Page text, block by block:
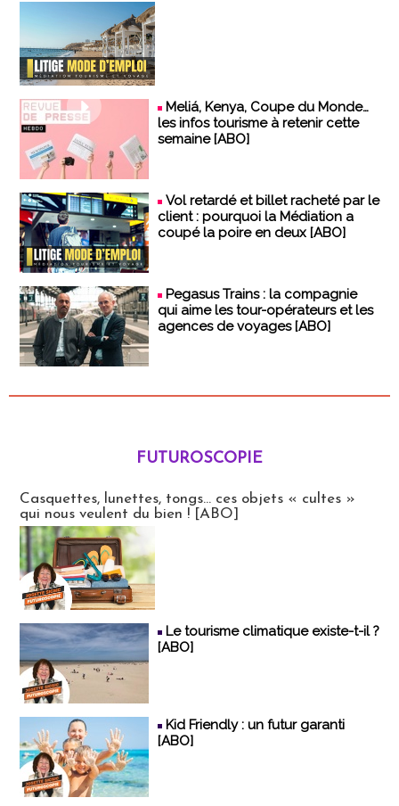
Meliá, Kenya, Coupe du Monde…
les infos tourisme à retenir cette
semaine [ABO]
Vol retardé et billet racheté par le
client : pourquoi la Médiation a
coupé la poire en deux [ABO]
Pegasus Trains : la compagnie
qui aime les tour-opérateurs et les
agences de voyages [ABO]
FUTUROSCOPIE
Casquettes, lunettes, tongs... ces objets « cultes »
qui nous veulent du bien ! [ABO]
Le tourisme climatique existe-t-il ?
[ABO]
Kid Friendly : un futur garanti
[ABO]